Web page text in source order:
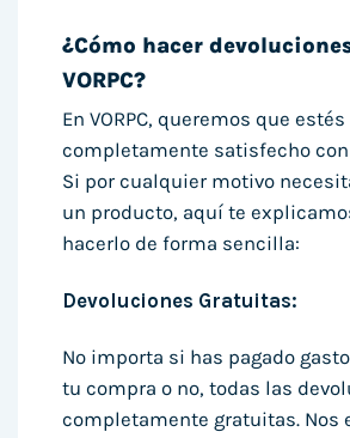
¿Cómo hacer
VORPC?
En VORPC, queremos que estés
completamente satisfecho
Si por cualquier motivo
un producto, aquí te
hacerlo de forma sencilla:
Devoluciones Gratuitas:
No importa si has pagado
tu compra o no, todas las
completamente gratuitas. Nos